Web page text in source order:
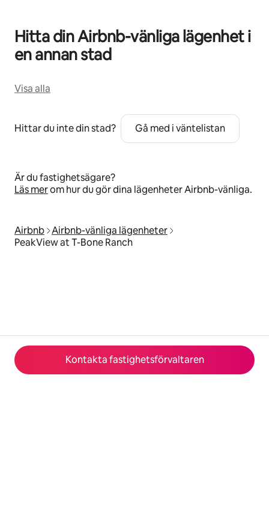
Kontakta fastighetsförvaltaren
Hitta din Airbnb-vänliga lägenhet i
en annan stad
Visa alla
Hittar du inte din stad? Gå med i väntelistan
Är du fastighetsägare?
Läs merom hur du gör dina lägenheter Airbnb-vänliga.
Airbnb Airbnb-vänliga lägenheter
PeakView at T-Bone Ranch